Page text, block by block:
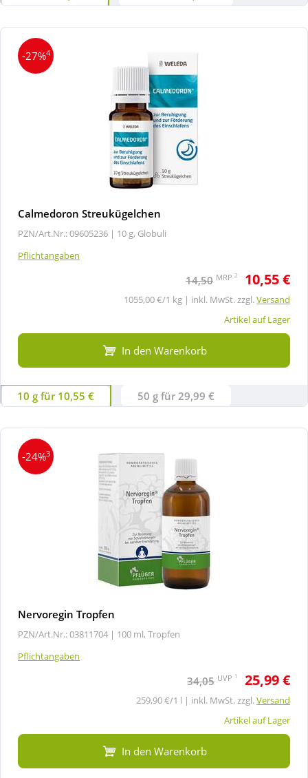
-27%4
Calmedoron Streukügelchen
PZN/Art.Nr.: 09605236 | 10 g, Globuli
Pflichtangaben
14,50 MRP 2 10,55 €
1055,00 €/1 kg | inkl. MwSt. zzgl.Versand
Artikel auf Lager
In den Warenkorb
10 g für 10,55 € 50 g für 29,99 €
-24%3
Nervoregin Tropfen
PZN/Art.Nr.: 03811704 | 100 ml, Tropfen
Pflichtangaben
34,05 UVP 1 25,99 €
259,90 €/1 l | inkl. MwSt. zzgl.Versand
Artikel auf Lager
In den Warenkorb